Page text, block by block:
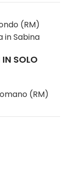
(RM)
in Sabina
SOLO
(RM)